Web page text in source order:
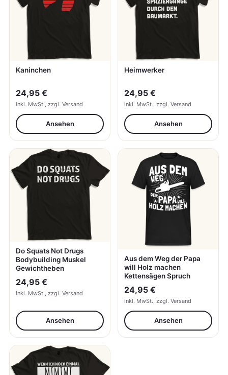
Kaninchen
24,95 €
inkl. MwSt., zzgl. Versand
Ansehen
Heimwerker
24,95 €
inkl. MwSt., zzgl. Versand
Ansehen
Do Squats Not Drugs
Bodybuilding Muskel
Gewichtheben
24,95 €
inkl. MwSt., zzgl. Versand
Ansehen
Aus dem Weg der Papa
will Holz machen
Kettensägen Spruch
24,95 €
inkl. MwSt., zzgl. Versand
Ansehen